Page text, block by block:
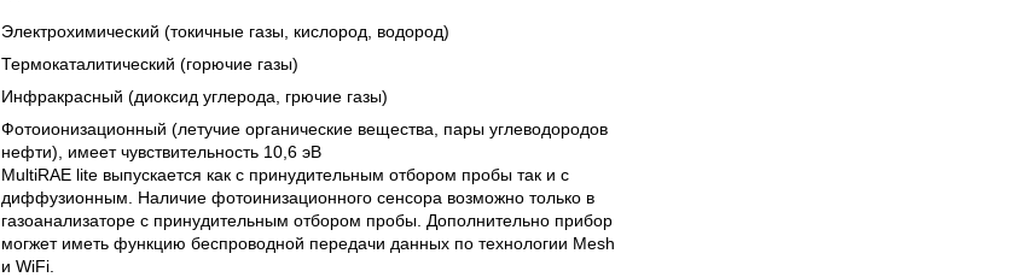
Электрохимический (токичные газы, кислород, водород)
Термокаталитический (горючие газы)
Инфракрасный (диоксид углерода, грючие газы)
Фотоионизационный (летучие органические вещества, пары углеводородов
нефти), имеет чувствительность 10,6 эВ
MultiRAE lite выпускается как с принудительным отбором пробы так и с
диффузионным. Наличие фотоинизационного сенсора возможно только в
газоанализаторе с принудительным отбором пробы. Дополнительно прибор
могжет иметь функцию беспроводной передачи данных по технологии Mesh
и WiFi.